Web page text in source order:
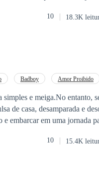
pronta para desafiar o
se transforma em
tornar a voz que pode
10 18.3K
Badboy Amor Proibido
e meiga.No entanto,
de casa, desamparada e
embarcar em uma jornada
se adaptar à agitação da
um homem envolvente
10 15.4K